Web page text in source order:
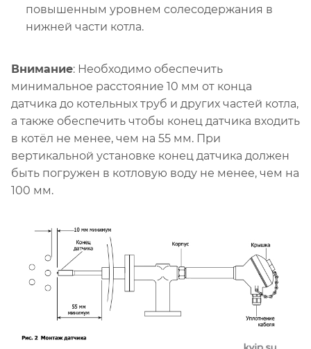
повышенным уровнем солесодержания в
нижней части котла.
Внимание: Необходимо обеспечить
минимальное расстояние 10 мм от конца
датчика до котельных труб и других частей котла,
а также обеспечить чтобы конец датчика входить
в котёл не менее, чем на 55 мм. При
вертикальной установке конец датчика должен
быть погружен в котловую воду не менее, чем на
100 мм.